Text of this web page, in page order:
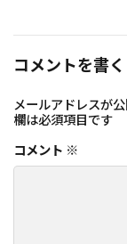
コメントを書く
メールアドレスが
欄は必須項目です
コメント ※